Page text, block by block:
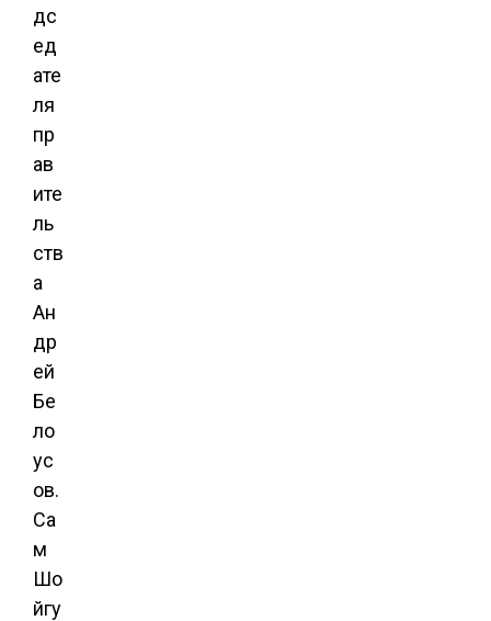
дс
ед
ате
ля
пр
ав
ите
ль
ств
а
Ан
др
ей
Бе
ло
ус
ов.
Са
м
Шо
йгу